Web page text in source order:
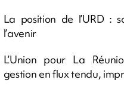
La position de l’URD :
l’avenir
L’Union pour La
gestion en flux tendu,